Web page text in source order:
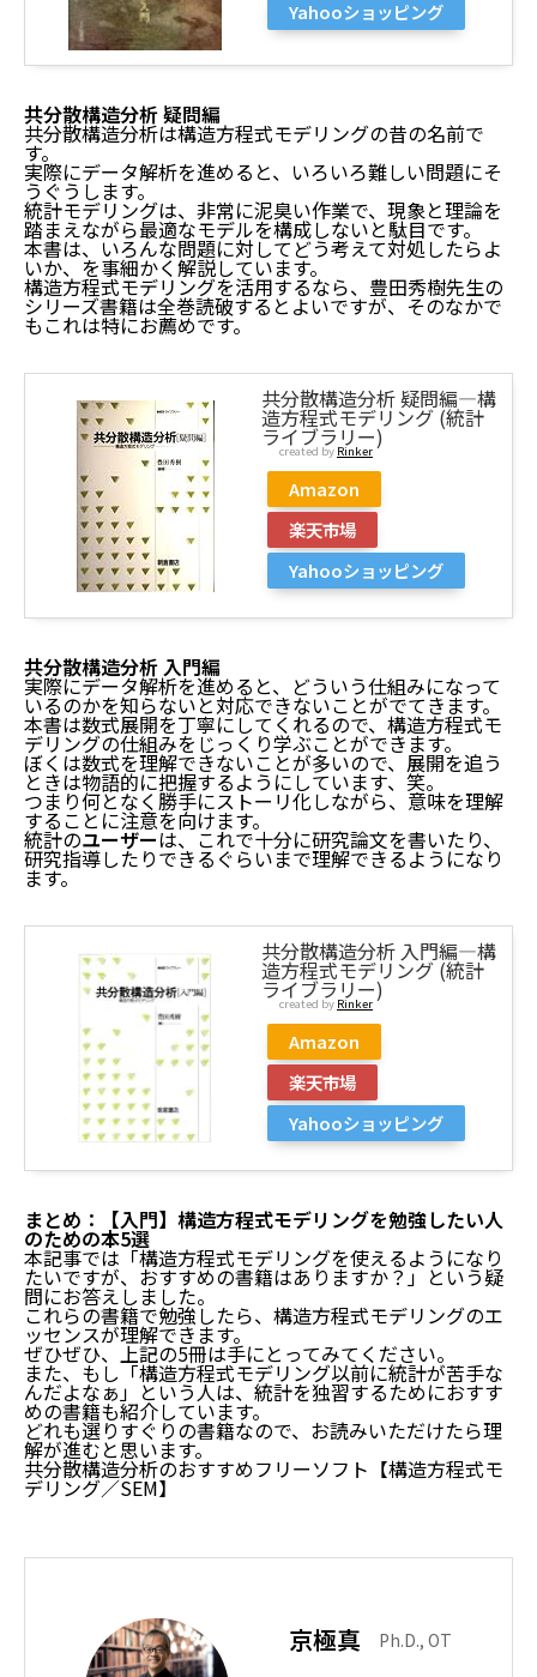
Yahooショッピング
共分散構造分析 疑問編
共分散構造分析は構造方程式モデリングの昔の名前で
す。
実際にデータ解析を進めると、いろいろ難しい問題にそ
うぐうします。
統計モデリングは、非常に泥臭い作業で、現象と理論を
踏まえながら最適なモデルを構成しないと駄目です。
本書は、いろんな問題に対してどう考えて対処したらよ
いか、を事細かく解説しています。
構造方程式モデリングを活用するなら、豊田秀樹先生の
シリーズ書籍は全巻読破するとよいですが、そのなかで
もこれは特にお薦めです。
共分散構造分析 疑問編―構
造方程式モデリング (統計
ライブラリー)
created by Rinker
Amazon
楽天市場
Yahooショッピング
共分散構造分析 入門編
実際にデータ解析を進めると、どういう仕組みになって
いるのかを知らないと対応できないことがでてきます。
本書は数式展開を丁寧にしてくれるので、構造方程式モ
デリングの仕組みをじっくり学ぶことができます。
ぼくは数式を理解できないことが多いので、展開を追う
ときは物語的に把握するようにしています、笑。
つまり何となく勝手にストーリ化しながら、意味を理解
することに注意を向けます。
統計のユーザーは、これで十分に研究論文を書いたり、
研究指導したりできるぐらいまで理解できるようになり
ます。
共分散構造分析 入門編―構
造方程式モデリング (統計
ライブラリー)
created by Rinker
Amazon
楽天市場
Yahooショッピング
まとめ：【入門】構造方程式モデリングを勉強したい人
のための本5選
本記事では「構造方程式モデリングを使えるようになり
たいですが、おすすめの書籍はありますか？」という疑
問にお答えしました。
これらの書籍で勉強したら、構造方程式モデリングのエ
ッセンスが理解できます。
ぜひぜひ、上記の5冊は手にとってみてください。
また、もし「構造方程式モデリング以前に統計が苦手な
んだよなぁ」という人は、統計を独習するためにおすす
めの書籍も紹介しています。
どれも選りすぐりの書籍なので、お読みいただけたら理
解が進むと思います。
共分散構造分析のおすすめフリーソフト【構造方程式モ
デリング／SEM】
京極真 Ph.D., OT
構造方程式モデリングの概要
構造方程式モデリングと共分散構造分析は同じ
構造方程式モデリングの特徴
構造方程式モデリングを学びたい人のための本5選
パーソナリティ心理学のための統計学
M-plusとRによる構造方程式モデリング入門
共分散構造分析 疑問編
共分散構造分析 入門編
まとめ：【入門】構造方程式モデリングを勉強したい
人のための本5選